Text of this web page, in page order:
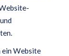
ein Website